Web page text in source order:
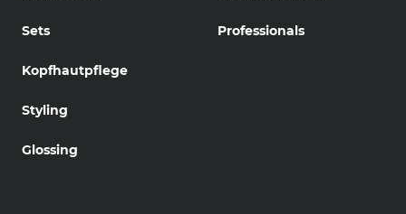
Sets
Kopfhautpflege
Styling
Glossing
Professionals